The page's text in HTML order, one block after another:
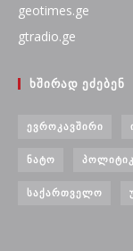
geotimes.ge
gtradio.ge
ᲮᲨᲘᲠᲐᲓ ᲔᲫᲔᲑᲔᲜ
ᲔᲕᲠᲝᲙᲐᲕᲨᲘᲠᲘ
ᲜᲐᲢᲝ
ᲡᲐᲥᲐᲠᲗᲕᲔᲚᲝ